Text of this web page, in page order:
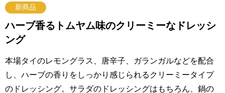
新商品
ハーブ香るトムヤム味のクリーミーなドレッシ
ング
本場タイのレモングラス、唐辛子、ガランガルなどを配合
し、ハーブの香りをしっかり感じられるクリーミータイプ
のドレッシング。サラダのドレッシングはもちろん、鍋の